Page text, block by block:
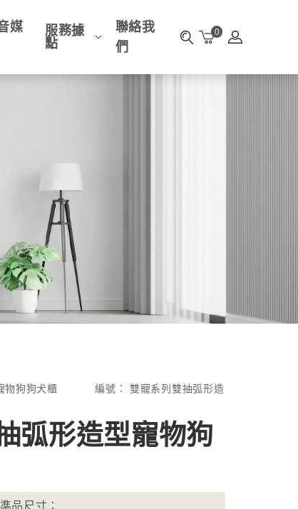
媒
服務據
點
聯絡我
們
0
物狗狗犬櫃 編號：雙寵系列雙抽弧形造
弧形造型寵物狗
品尺寸：